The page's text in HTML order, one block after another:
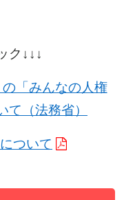
ク↓↓↓
の「みんなの人権
て（法務省）
ついて